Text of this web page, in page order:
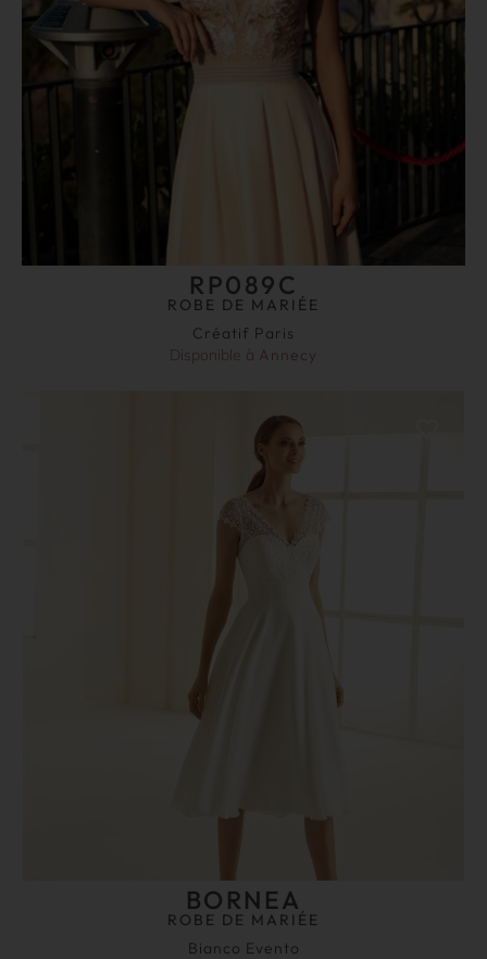
RP089C
ROBE DE MARIÉE
Créatif Paris
Disponible à Annecy
BORNEA
ROBE DE MARIÉE
Bianco Evento